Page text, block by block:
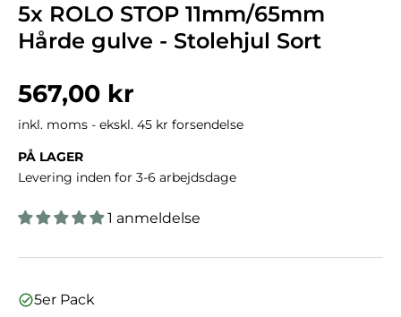
5x ROLO STOP 11mm/65mm
Hårde gulve - Stolehjul Sort
Normalpris
567,00 kr
inkl. moms - ekskl. 45 kr forsendelse
PÅ LAGER
Levering inden for 3-6 arbejdsdage
1 anmeldelse
5er Pack